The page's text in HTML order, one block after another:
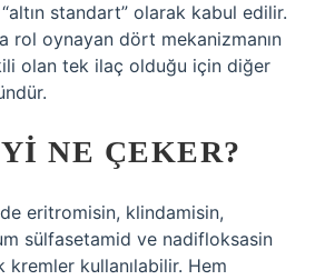
standart” olarak kabul edilir.
rol oynayan dört mekanizmanın
olan tek ilaç olduğu için diğer
NE ÇEKER?
eritromisin, klindamisin,
sülfasetamid ve nadifloksasin
kullanılabilir. Hem